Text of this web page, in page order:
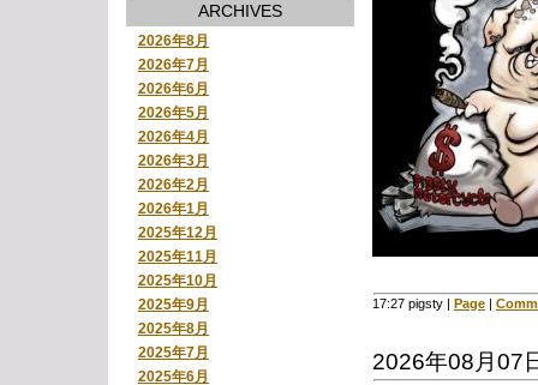
ARCHIVES
2026年8月
2026年7月
2026年6月
2026年5月
2026年4月
2026年3月
2026年2月
2026年1月
2025年12月
2025年11月
2025年10月
2025年9月
2025年8月
2025年7月
2025年6月
17:27 pigsty | Page |
2026年08月07